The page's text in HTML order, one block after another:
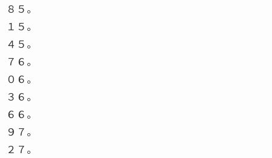
８５。
１５。
４５。
７６。
０６。
３６。
６６。
９７。
２７。